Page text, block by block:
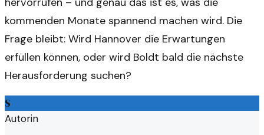
kommenden Monate spannend machen wird. Die
Frage bleibt: Wird Hannover die Erwartungen
erfüllen können, oder wird Boldt bald die nächste
Herausforderung suchen?
S
Autorin